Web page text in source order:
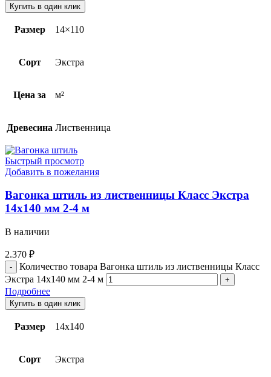
Купить в один клик
Размер 14×110
Сорт Экстра
Цена за м²
Древесина Лиственница
Быстрый просмотр
Добавить в пожелания
Вагонка штиль из лиственницы Класс Экстра
14х140 мм 2-4 м
В наличии
2.370 ₽
Количество товара Вагонка штиль из лиственницы Класс
Экстра 14х140 мм 2-4 м
Подробнее
Купить в один клик
Размер 14х140
Сорт Экстра